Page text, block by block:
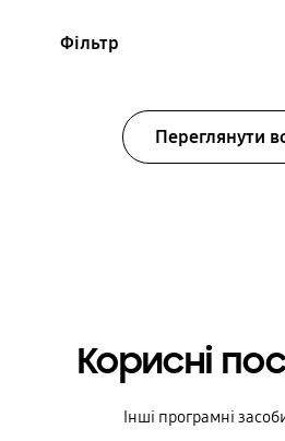
Фільтр
Переглянути
Корисні
Інші програмні